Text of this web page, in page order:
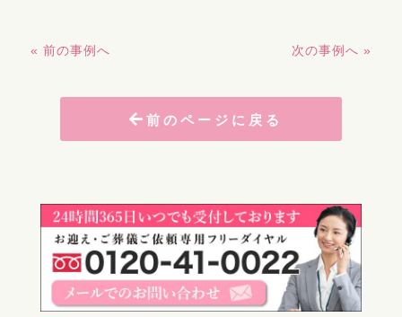
« 前の事例へ 次の事例へ »
前のページに戻る